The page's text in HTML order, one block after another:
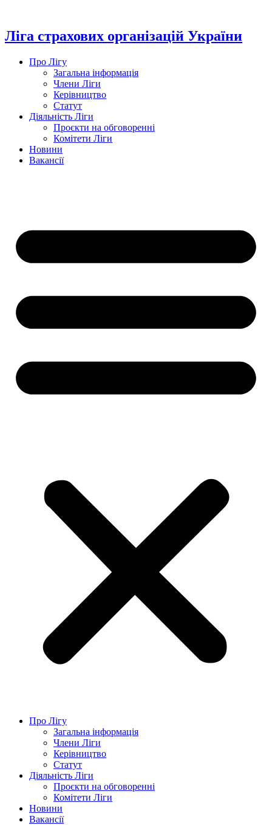
вмісту
Ліга страхових організацій України
Про Лігу
Загальна інформація
Члени Ліги
Керівництво
Статут
Діяльність Ліги
Проєкти на обговоренні
Комітети Ліги
Новини
Вакансії
Про Лігу
Загальна інформація
Члени Ліги
Керівництво
Статут
Діяльність Ліги
Проєкти на обговоренні
Комітети Ліги
Новини
Вакансії